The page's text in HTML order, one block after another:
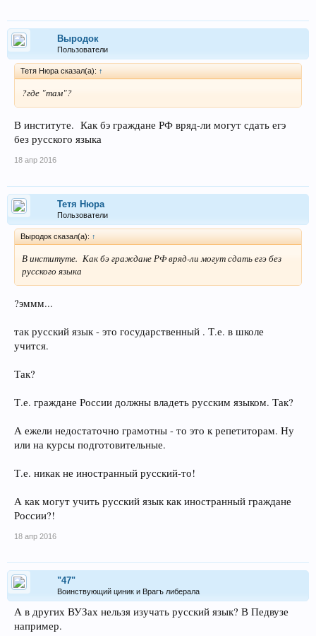
Выродок
Пользователи
Тетя Нюра сказал(а): ↑
?где "там"?
В институте. Как бэ граждане РФ вряд-ли могут сдать егэ
без русского языка
18 апр 2016
Тетя Нюра
Пользователи
Выродок сказал(а): ↑
В институте. Как бэ граждане РФ вряд-ли могут сдать егэ без
русского языка
?эммм...
так русский язык - это государственный . Т.е. в школе
учится.
Так?
Т.е. граждане России должны владеть русским языком. Так?
А ежели недостаточно грамотны - то это к репетиторам. Ну
или на курсы подготовительные.
Т.е. никак не иностранный русский-то!
А как могут учить русский язык как иностранный граждане
России?!
18 апр 2016
"47"
Воинствующий циник и Врагъ либерала
А в других ВУЗах нельзя изучать русский язык? В Педвузе
например.